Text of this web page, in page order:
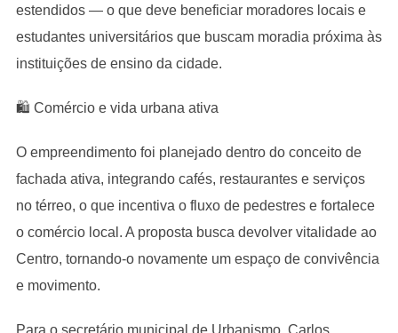
estendidos — o que deve beneficiar moradores locais e
estudantes universitários que buscam moradia próxima às
instituições de ensino da cidade.
🛍 Comércio e vida urbana ativa
O empreendimento foi planejado dentro do conceito de
fachada ativa, integrando cafés, restaurantes e serviços
no térreo, o que incentiva o fluxo de pedestres e fortalece
o comércio local. A proposta busca devolver vitalidade ao
Centro, tornando-o novamente um espaço de convivência
e movimento.
Para o secretário municipal de Urbanismo, Carlos